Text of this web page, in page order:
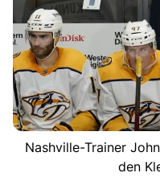
Nashville-Trainer
den